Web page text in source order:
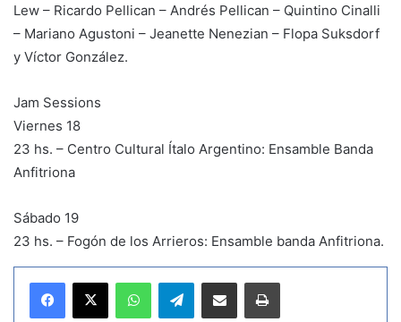
Lew – Ricardo Pellican – Andrés Pellican – Quintino Cinalli
– Mariano Agustoni – Jeanette Nenezian – Flopa Suksdorf
y Víctor González.
Jam Sessions
Viernes 18
23 hs. – Centro Cultural Ítalo Argentino: Ensamble Banda
Anfitriona
Sábado 19
23 hs. – Fogón de los Arrieros: Ensamble banda Anfitriona.
Telegram